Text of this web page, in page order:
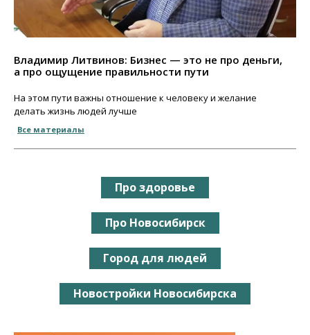
Владимир Литвинов: Бизнес — это не про деньги,
а про ощущение правильности пути
На этом пути важны отношение к человеку и желание
делать жизнь людей лучше
Все материалы
Про здоровье
Про Новосибирск
Город для людей
Новостройки Новосибирска